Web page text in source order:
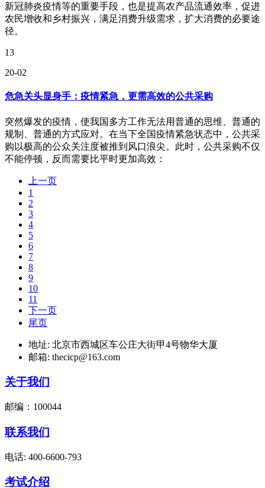
新冠肺炎疫情等的重要手段，也是提高农产品流通效率，促进
农民增收和乡村振兴，满足消费升级需求，扩大消费的必要途
径。
13
20-02
危急关头显身手：疫情紧急，更需高效的公共采购
突然爆发的疫情，使我国多方工作无法用普通的思维、普通的
规制、普通的方式应对。在当下全国疫情紧急状态中，公共采
购以极高的公众关注度被推到风口浪尖。此时，公共采购不仅
不能停顿，反而需要比平时更加高效：
上一页
1
2
3
4
5
6
7
8
9
10
11
下一页
尾页
地址: 北京市西城区车公庄大街甲4号物华大厦
邮箱: thecicp@163.com
关于我们
邮编：100044
联系我们
电话: 400-6600-793
考试介绍